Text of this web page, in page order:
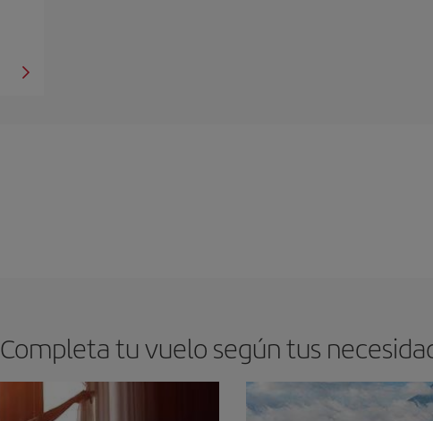
Completa tu vuelo según tus